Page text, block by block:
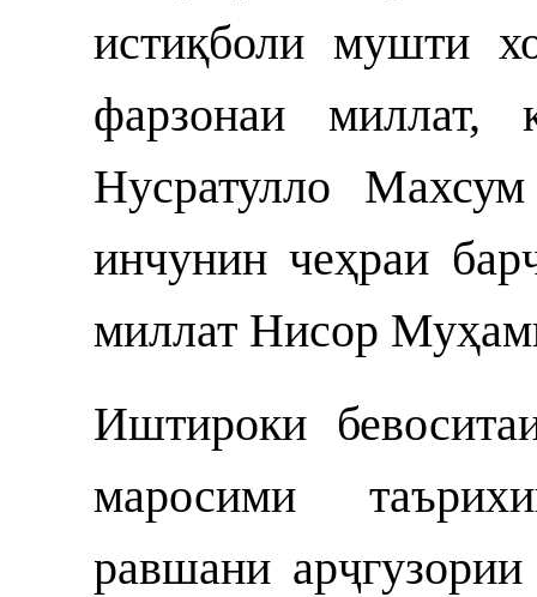
истиқболи мушти
фарзонаи миллат,
Нусратулло
инчунин чеҳраи
миллат Нисор
Иштироки
маросими
равшани